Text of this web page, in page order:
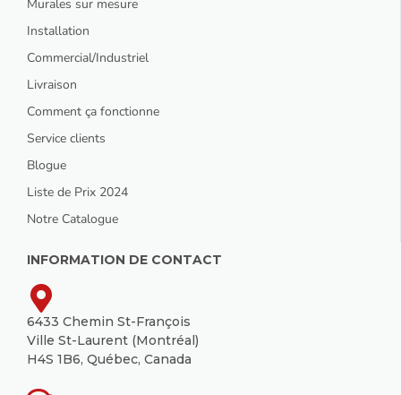
Murales sur mesure
Installation
Commercial/Industriel
Livraison
Comment ça fonctionne
Service clients
Blogue
Liste de Prix 2024
Notre Catalogue
INFORMATION DE CONTACT
6433 Chemin St-François
Ville St-Laurent (Montréal)
H4S 1B6, Québec, Canada